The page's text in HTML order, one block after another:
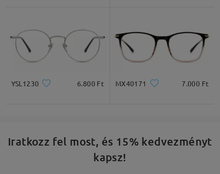
Termékleírás
YSL1230 6.800 Ft MX40171 7.000 Ft
Iratkozz fel most, és 15% kedvezményt
kapsz!